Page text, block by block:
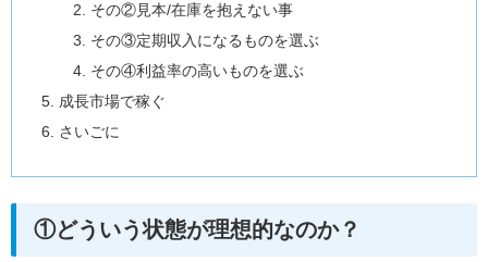
その②見本/在庫を抱えない事
その③定期収入になるものを選ぶ
その④利益率の高いものを選ぶ
成長市場で稼ぐ
さいごに
①どういう状態が理想的なのか？